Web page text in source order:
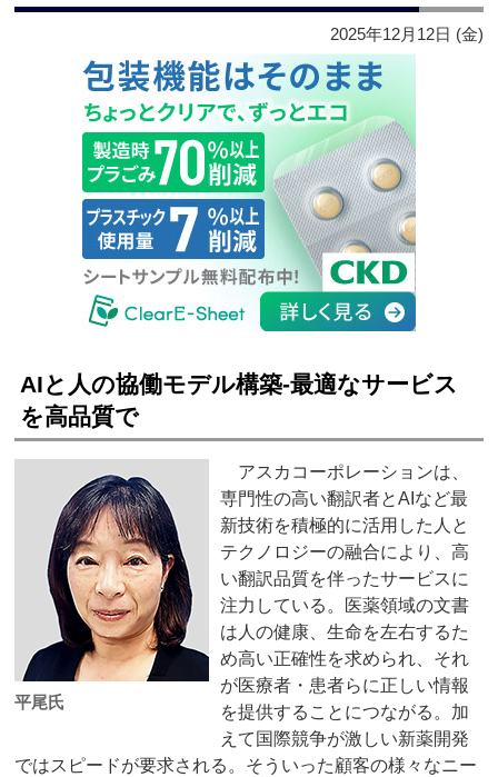
2025年12月12日 (金)
AIと人の協働モデル構築‐最適なサービス
を高品質で
平尾氏
アスカコーポレーションは、
専門性の高い翻訳者とAIなど最
新技術を積極的に活用した人と
テクノロジーの融合により、高
い翻訳品質を伴ったサービスに
注力している。医薬領域の文書
は人の健康、生命を左右するた
め高い正確性を求められ、それ
が医療者・患者らに正しい情報
を提供することにつながる。加
えて国際競争が激しい新薬開発
ではスピードが要求される。そういった顧客の様々なニー